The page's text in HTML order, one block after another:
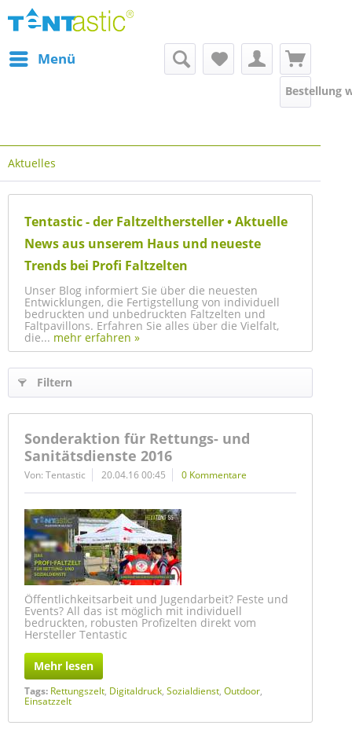
Menü
Bestellung
Aktuelles
Tentastic - der Faltzelthersteller • Aktuelle
News aus unserem Haus und neueste
Trends bei Profi Faltzelten
Unser Blog informiert Sie über die neuesten
Entwicklungen, die Fertigstellung von individuell
bedruckten und unbedruckten Faltzelten und
Faltpavillons. Erfahren Sie alles über die Vielfalt,
die... mehr erfahren »
Filtern
Sonderaktion für Rettungs- und
Sanitätsdienste 2016
Von: Tentastic 20.04.16 00:45 0 Kommentare
Öffentlichkeitsarbeit und Jugendarbeit? Feste und
Events? All das ist möglich mit individuell
bedruckten, robusten Profizelten direkt vom
Hersteller Tentastic
Mehr lesen
Tags: Rettungszelt, Digitaldruck, Sozialdienst, Outdoor,
Einsatzzelt